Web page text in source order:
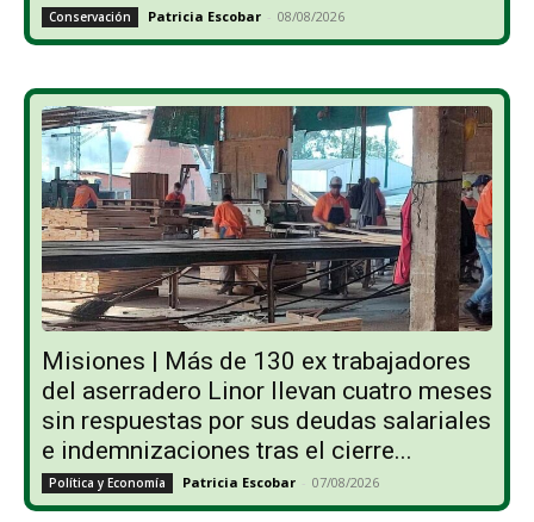
Conservación Patricia Escobar - 08/08/2026
Misiones | Más de 130 ex trabajadores
del aserradero Linor llevan cuatro meses
sin respuestas por sus deudas salariales
e indemnizaciones tras el cierre...
Política y Economía Patricia Escobar - 07/08/2026